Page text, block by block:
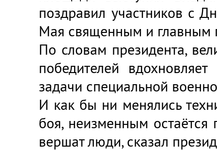
поздравил участников с
Мая священным и главным
По словам президента,
победителей
задачи специальной
И как бы ни менялись
боя, неизменным остаётся
вершат люди, сказал